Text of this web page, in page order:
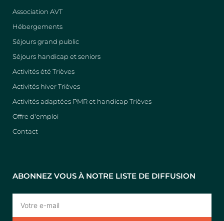
Association AVT
Hébergements
Séjours grand public
Séjours handicap et seniors
Activités été Trièves
Activités hiver Trièves
Activités adaptées PMR et handicap Trièves
Offre d'emploi
Contact
ABONNEZ VOUS À NOTRE LISTE DE DIFFUSION